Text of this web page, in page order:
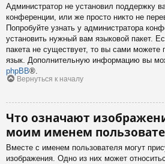
Администратор не установил поддержку
конференции, или же просто никто не
Попробуйте узнать у администратора
установить нужный вам языковой пакет.
пакета не существует, то вы сами можете
язык. Дополнительную информацию вы
phpBB®.
Вернуться к началу
Что означают
моим именем
Вместе с именем пользователя могут
изображения. Одно из них может